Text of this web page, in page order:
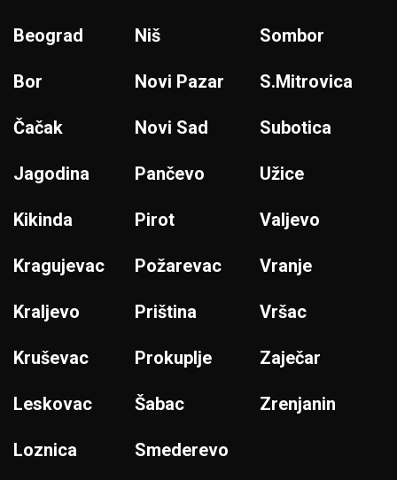
Beograd
Bor
Čačak
Jagodina
Kikinda
Kragujevac
Kraljevo
Kruševac
Leskovac
Loznica
Niš
Novi Pazar
Novi Sad
Pančevo
Pirot
Požarevac
Priština
Prokuplje
Šabac
Smederevo
Sombor
S.Mitrovica
Subotica
Užice
Valjevo
Vranje
Vršac
Zaječar
Zrenjanin